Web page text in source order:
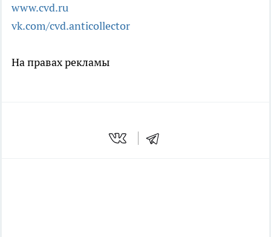
www.cvd.ru
vk.com/cvd.anticollector
На правах рекламы